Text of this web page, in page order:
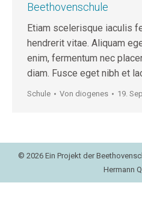
Beethovenschule
Etiam scelerisque iaculis
hendrerit vitae. Aliquam
enim, fermentum nec
diam. Fusce eget nibh et
Schule Von diogenes 19.
© 2026 Ein Projekt der
Hermann